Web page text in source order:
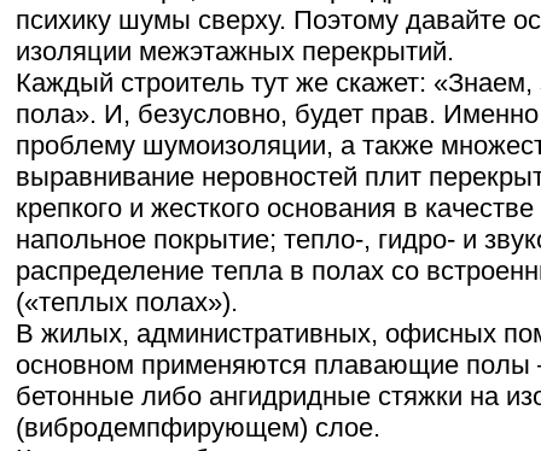
психику шумы сверху. Поэтому давайте
изоляции межэтажных перекрытий.
Каждый строитель тут же скажет:
пола». И, безусловно, будет прав.
проблему шумоизоляции, а также
выравнивание неровностей плит
крепкого и жесткого основания в
напольное покрытие; тепло-, гидро- и
распределение тепла в полах со
(«теплых полах»).
В жилых, административных, офисных
основном применяются плавающие полы
бетонные либо ангидридные стяжки на
(вибродемпфирующем) слое.